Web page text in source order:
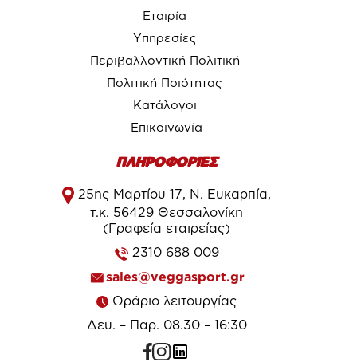
Εταιρία
Υπηρεσίες
Περιβαλλοντική Πολιτική
Πολιτική Ποιότητας
Κατάλογοι
Επικοινωνία
ΠΛΗΡΟΦΟΡΙΕΣ
25ης Μαρτίου 17, Ν. Ευκαρπία,
τ.κ. 56429 Θεσσαλονίκη
(Γραφεία εταιρείας)
2310 688 009
sales@veggasport.gr
Ωράριο λειτουργίας
Δευ. – Παρ. 08.30 – 16:30